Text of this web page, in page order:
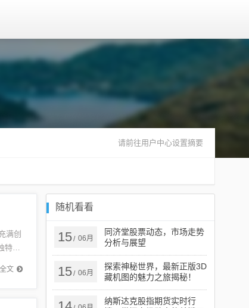
请前往用户中心设置摘要
满创
特的
文
随机看看
15/ 06月
同济堂股票动态，市场走势
分析与展望
15/ 06月
探索神秘世界，最新正版3D
藏机图的魅力之旅揭秘！
纳斯达克股指期货实时行